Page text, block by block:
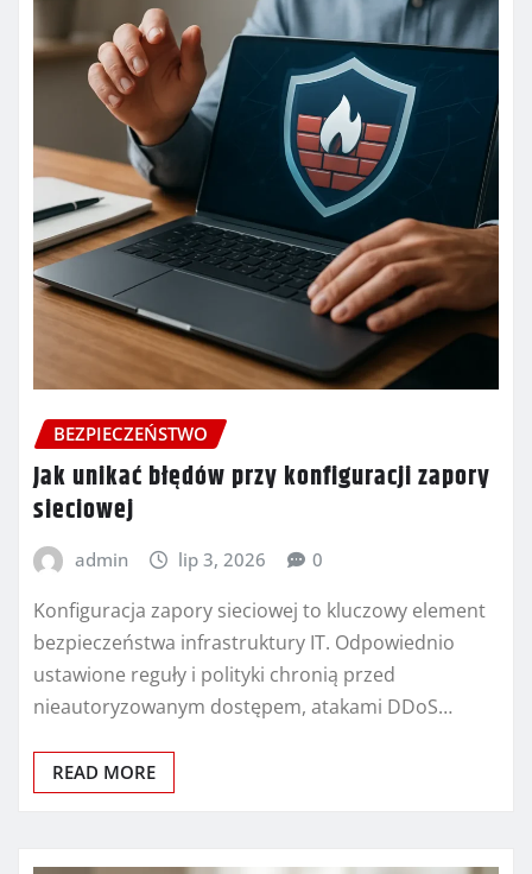
BEZPIECZEŃSTWO
Jak unikać błędów przy konfiguracji zapory
sieciowej
admin lip 3, 2026 0
Konfiguracja zapory sieciowej to kluczowy element
bezpieczeństwa infrastruktury IT. Odpowiednio
ustawione reguły i polityki chronią przed
nieautoryzowanym dostępem, atakami DDoS…
READ MORE